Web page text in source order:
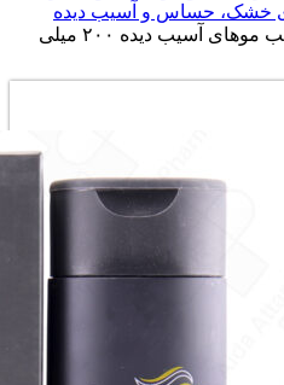
خشک، حساس و آسیب دیده
شامپو ترمیم کننده لامینین مناسب موهای آسیب دیده ۲۰۰ میلی